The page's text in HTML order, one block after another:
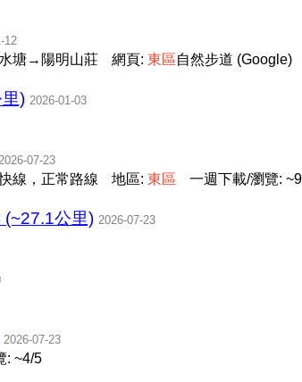
12
塘→陽明山莊 網頁: 東區自然步道 (Google)
) 2026-01-03
07-23
線，正常路線 地區: 東區 一週下載/瀏覽:
公里) 2026-07-23
2026-07-23
: ~4/5